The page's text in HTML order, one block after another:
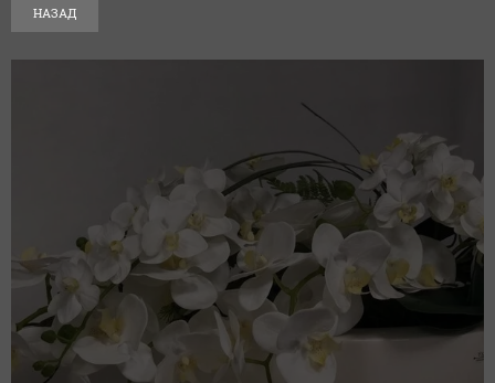
НАЗАД